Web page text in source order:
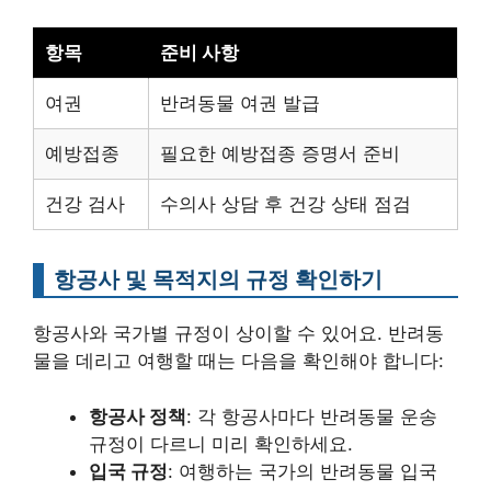
항목 준비 사항
여권 반려동물 여권 발급
예방접종 필요한 예방접종 증명서 준비
건강 검사 수의사 상담 후 건강 상태 점검
항공사 및 목적지의 규정 확인하기
항공사와 국가별 규정이 상이할 수 있어요. 반려동
물을 데리고 여행할 때는 다음을 확인해야 합니다:
항공사 정책: 각 항공사마다 반려동물 운송
규정이 다르니 미리 확인하세요.
입국 규정: 여행하는 국가의 반려동물 입국